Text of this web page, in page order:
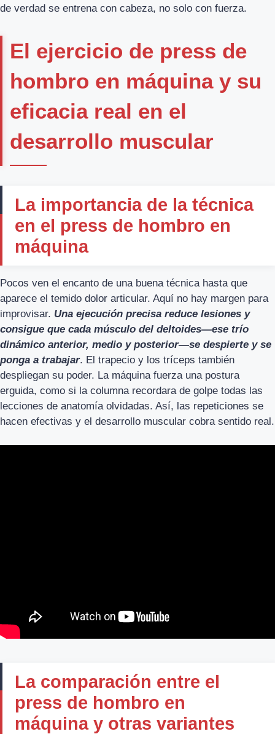
de verdad se entrena con cabeza, no solo con fuerza.
El ejercicio de press de
hombro en máquina y su
eficacia real en el
desarrollo muscular
La importancia de la técnica
en el press de hombro en
máquina
Pocos ven el encanto de una buena técnica hasta que
aparece el temido dolor articular. Aquí no hay margen para
improvisar. Una ejecución precisa reduce lesiones y
consigue que cada músculo del deltoides—ese trío
dinámico anterior, medio y posterior—se despierte y se
ponga a trabajar. El trapecio y los tríceps también
despliegan su poder. La máquina fuerza una postura
erguida, como si la columna recordara de golpe todas las
lecciones de anatomía olvidadas. Así, las repeticiones se
hacen efectivas y el desarrollo muscular cobra sentido real.
La comparación entre el
press de hombro en
máquina y otras variantes